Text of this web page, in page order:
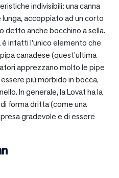
indivisibili: una canna
accoppiato ad un corto
detto anche bocchino a sella.
infatti l’unico elemento che
canadese (quest’ultima
apprezzano molto le pipe
più morbido in bocca,
In generale, la Lovat ha la
forma dritta (come una
gradevole e di essere